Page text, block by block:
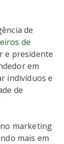
de
de
e presidente
em
indivíduos e
de
marketing
mais em